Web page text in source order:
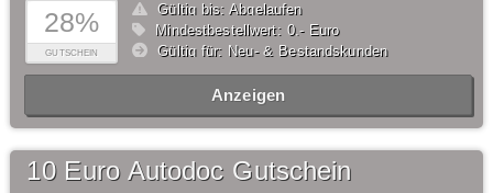
28%
GUTSCHEIN
Gültig bis: Abgelaufen
Mindestbestellwert: 0,- Euro
Gültig für: Neu- & Bestandskunden
Anzeigen
10 Euro Autodoc Gutschein